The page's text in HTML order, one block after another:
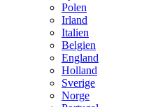
Polen
Irland
Italien
Belgien
England
Holland
Sverige
Norge